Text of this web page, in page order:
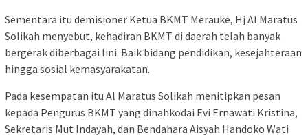
Sementara itu demisioner Ketua BKMT Merauke, Hj Al Maratus
Solikah menyebut, kehadiran BKMT di daerah telah banyak
bergerak diberbagai lini. Baik bidang pendidikan, kesejahteraan
hingga sosial kemasyarakatan.
Pada kesempatan itu Al Maratus Solikah menitipkan pesan
kepada Pengurus BKMT yang dinahkodai Evi Ernawati Kristina,
Sekretaris Mut Indayah, dan Bendahara Aisyah Handoko Wati